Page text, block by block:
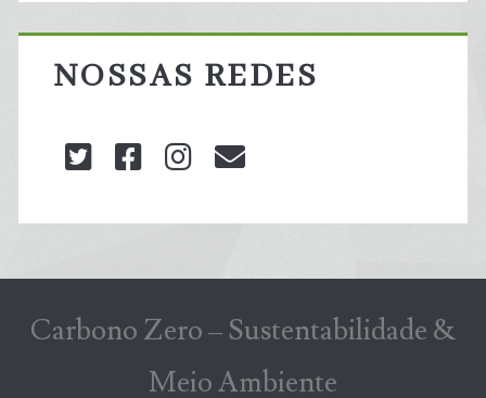
NOSSAS REDES
twitterfacebookinstagram
Carbono Zero – Sustentabilidade &
Meio Ambiente